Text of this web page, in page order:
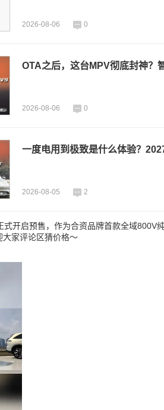
2026-08-06 0
OTA之后，这台MPV彻底封神？
2026-08-06 0
一度电用到极致是什么体验？
2026-08-05 2
式开启预售，作为合资品牌首款全域
家评论区猜价格～